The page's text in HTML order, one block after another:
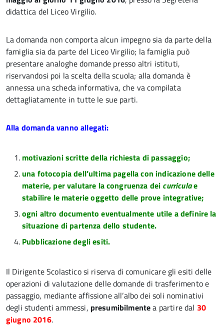
didattica del Liceo Virgilio.
La domanda non comporta alcun impegno sia da parte della
famiglia sia da parte del Liceo Virgilio; la famiglia può
presentare analoghe domande presso altri istituti,
riservandosi poi la scelta della scuola; alla domanda è
annessa una scheda informativa, che va compilata
dettagliatamente in tutte le sue parti.
Alla domanda vanno allegati:
motivazioni scritte della richiesta di passaggio;
una fotocopia dell’ultima pagella con indicazione delle
materie, per valutare la congruenza dei curriculae
stabilire le materie oggetto delle prove integrative;
ogni altro documento eventualmente utile a definire la
situazione di partenza dello studente.
Pubblicazione degli esiti.
Il Dirigente Scolastico si riserva di comunicare gli esiti delle
operazioni di valutazione delle domande di trasferimento e
passaggio, mediante affissione all’albo dei soli nominativi
degli studenti ammessi, presumibilmentea partire dal 30
giugno 2016.